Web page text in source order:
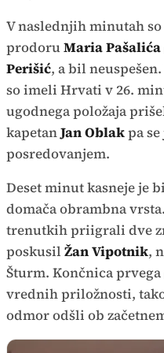
V naslednjih minutah
prodoruMaria Pašalića
Perišić, a bil
so imeli Hrvati v 26.
ugodnega položaja
kapetanJan Oblakpa
posredovanjem.
Deset minut kasneje je
domača obrambna
trenutkih priigrali dve
poskusil Žan Vipotnik,
Šturm. Končnica
vrednih priložnosti,
odmor odšli ob